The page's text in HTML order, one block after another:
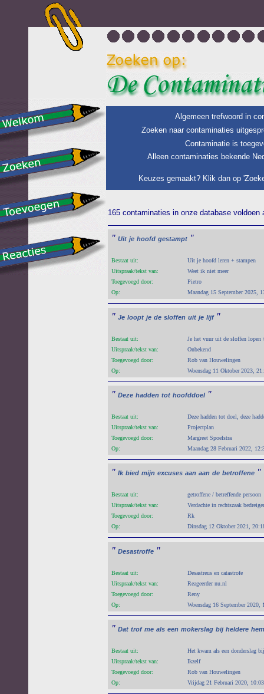
Algemeen trefwoord in
Zoeken naar contaminaties
Contaminatie is
Alleen contaminaties bekende
Keuzes gemaakt? Klik dan op
165 contaminaties in onze database voldoen
" Uit je hoofd gestampt "
Bestaat uit:
Uit je hoofd leren + stampen
Uitspraak/tekst van:
Weet ik niet meer
Toegevoegd door:
Pietro
Op:
Maandag 15 September 2025,
" Je loopt je de sloffen uit je lijf "
Bestaat uit:
Je het vuur uit de sloffen
Uitspraak/tekst van:
Onbekend
Toegevoegd door:
Rob van Houwelingen
Op:
Woensdag 11 Oktober 2023,
" Deze hadden tot hoofddoel "
Bestaat uit:
Deze hadden tot doel, deze
Uitspraak/tekst van:
Projectplan
Toegevoegd door:
Margreet Spoelstra
Op:
Maandag 28 Februari 2022,
" Ik bied mijn excuses aan aan de betroffene "
Bestaat uit:
getroffene / betreffende persoon
Uitspraak/tekst van:
Verdachte in rechtszaak
Toegevoegd door:
Rk
Op:
Dinsdag 12 Oktober 2021,
" Desastroffe "
Bestaat uit:
Desastreus en catastrofe
Uitspraak/tekst van:
Reageerder nu.nl
Toegevoegd door:
Reny
Op:
Woensdag 16 September 2020,
" Dat trof me als een mokerslag bij heldere
Bestaat uit:
Het kwam als een donderslag
Uitspraak/tekst van:
Ikzelf
Toegevoegd door:
Rob van Houwelingen
Op:
Vrijdag 21 Februari 2020, 10:03